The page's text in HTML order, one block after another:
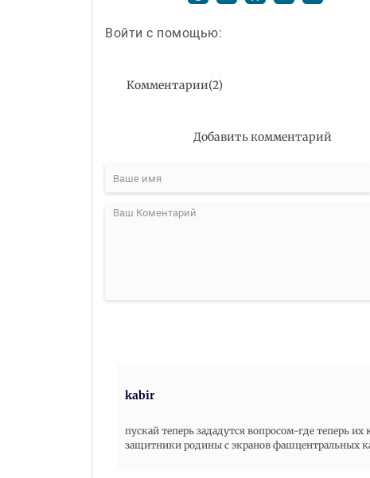
Войти с помощью:
Комментарии(2)
Добавить комментарий
kabir
пускай теперь зададутся вопросом-где теперь
защитники родины с экранов фашцентральных